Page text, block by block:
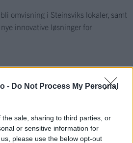
- Do Not Process My Personal
sale, sharing to third parties, or
or sensitive information for
please use the below opt-out
omvisning i Steinsviks lokaler, samt
innovative løsninger for